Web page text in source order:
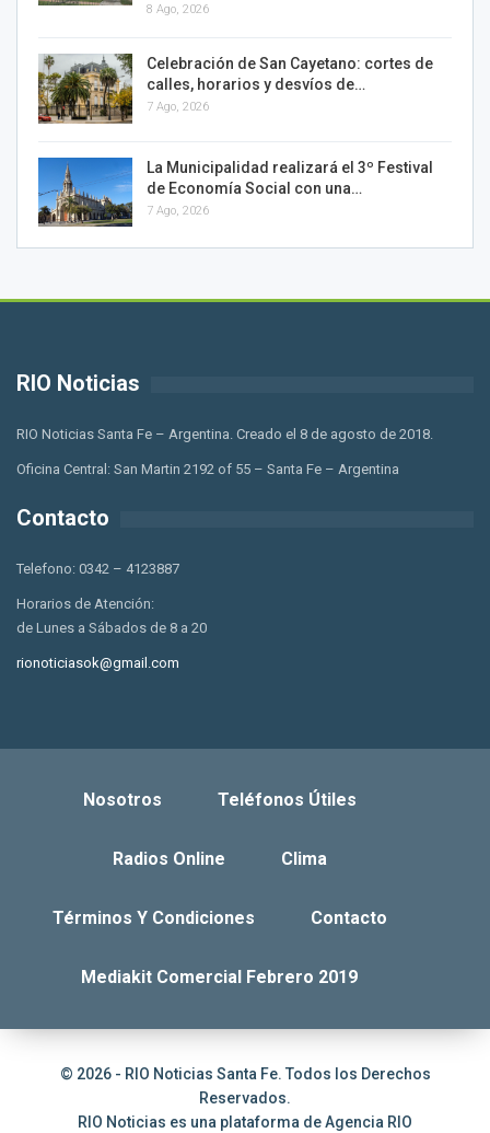
8 Ago, 2026
Celebración de San Cayetano: cortes de
calles, horarios y desvíos de…
7 Ago, 2026
La Municipalidad realizará el 3º Festival
de Economía Social con una…
7 Ago, 2026
RIO Noticias
RIO Noticias Santa Fe – Argentina. Creado el 8 de agosto de 2018.
Oficina Central: San Martin 2192 of 55 – Santa Fe – Argentina
Contacto
Telefono: 0342 – 4123887
Horarios de Atención:
de Lunes a Sábados de 8 a 20
rionoticiasok@gmail.com
Nosotros Teléfonos Útiles
Radios Online Clima
Términos Y Condiciones Contacto
Mediakit Comercial Febrero 2019
© 2026 - RIO Noticias Santa Fe. Todos los Derechos
Reservados.
RIO Noticias es una plataforma deAgencia RIO